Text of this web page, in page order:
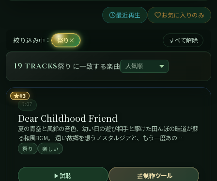
最近再生 お気に入りのみ
絞り込み中： 祭り × すべて解除
19 tracks祭り に一致する楽曲
★ 3
3:07
Dear Childhood Friend
夏の青空と風鈴の音色、幼い日の遊び相手と駆けた田んぼの畦道が蘇
る和風BGM。 遠い故郷を想うノスタルジアと、もう一度あの…
祭り 楽しい
試聴
制作ツール